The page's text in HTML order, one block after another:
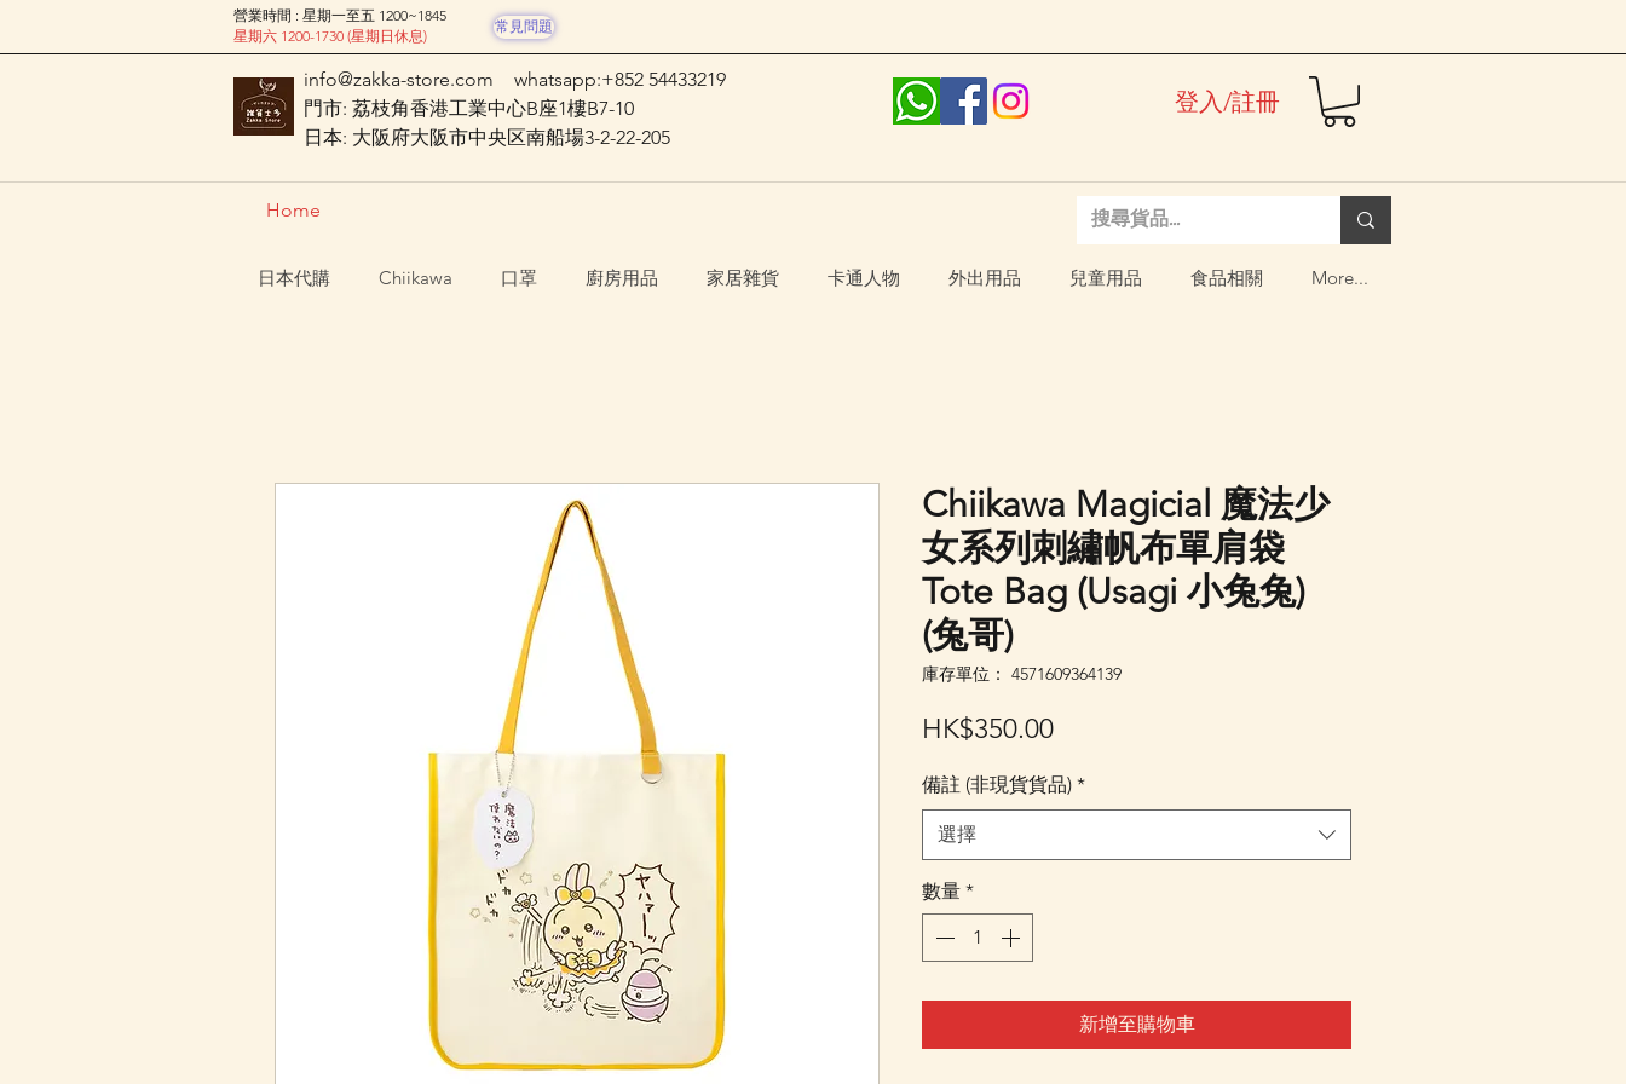
營業時間 : 星期一至五 1200~1845
星期六 1200-1730 (星期日休息)
常見問題
info@zakka-store.com
whatsapp:+852 54433219
門市: 荔枝角香港工業中心B座1樓B7-10
日本: 大阪府大阪市中央区南船場3-2-22-205
登入/註冊
Home
日本代購 Chiikawa 口罩 廚房用品 家居雜貨 卡通人物 外出用品 兒童用品 食品相關 More...
Chiikawa Magicial 魔法少
女系列刺繡帆布單肩袋
Tote Bag (Usagi 小兔兔)
(兔哥)
庫存單位： 4571609364139
HK$350.00價
備註 (非現貨貨品) *
選擇
數量 *
新增至購物車